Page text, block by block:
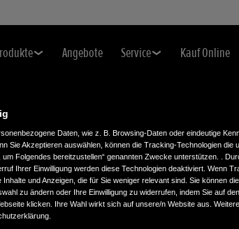
Angebote Service Kauf Online
Daten, wie z. B. Browsing-Daten oder eindeutige
Sie Akzeptieren auswählen, können die Tracking-Technologien die
um Folgendes bereitzustellen“ genannten Zwecke unterstützen. .
Ihrer Einwilligung werden diese Technologien deaktiviert. Wenn
und Anzeigen, die für Sie weniger relevant sind. Sie können
zu ändern oder Ihre Einwilligung zu widerrufen, indem Sie auf
klicken. Ihre Wahl wirkt sich auf unsere/n Website aus. Weitere